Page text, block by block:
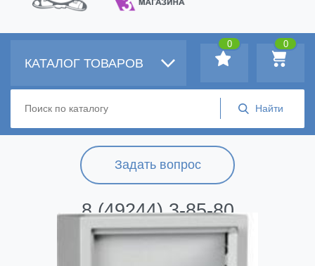
Задать вопрос
8 (49244) 3-85-80
КАТАЛОГ ТОВАРОВ
0
0